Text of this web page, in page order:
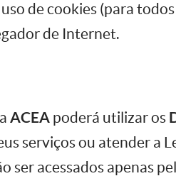
de cookies (para
de Internet.
ACEA poderá utilizar os
serviços ou atender a
ser acessados apenas